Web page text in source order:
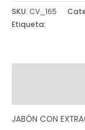
SKU: CV_165
Etiqueta:
JABÓN CON